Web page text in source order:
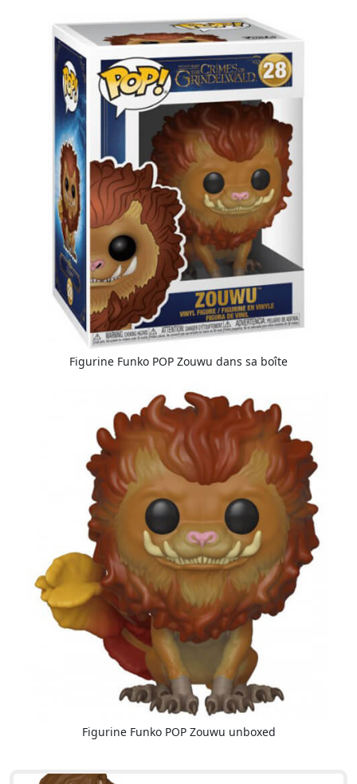
Figurine Funko POP Zouwu dans sa boîte
Figurine Funko POP Zouwu unboxed